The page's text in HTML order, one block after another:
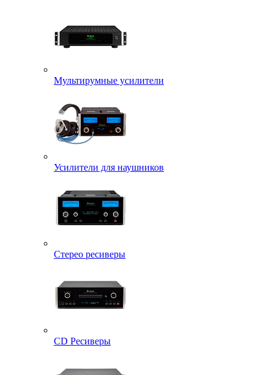
Мультирумные усилители
Усилители для наушников
Стерео ресиверы
CD Ресиверы